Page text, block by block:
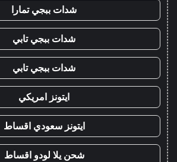
شدات ببجي تمارا
شدات ببجي تابي
شدات ببجي تابي
ايتونز امريكي
ايتونز سعودي اقساط
شحن يلا لودو اقساط